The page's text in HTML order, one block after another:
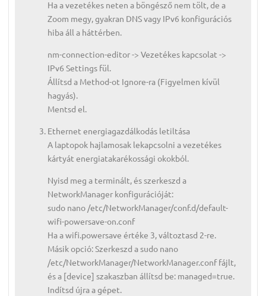
Ha a vezetékes neten a böngésző nem tölt, de a
Zoom megy, gyakran DNS vagy IPv6 konfigurációs
hiba áll a háttérben.
nm-connection-editor -> Vezetékes kapcsolat ->
IPv6 Settings fül.
Állítsd a Method-ot Ignore-ra (Figyelmen kívül
hagyás).
Mentsd el.
Ethernet energiagazdálkodás letiltása
A laptopok hajlamosak lekapcsolni a vezetékes
kártyát energiatakarékossági okokból.
Nyisd meg a terminált, és szerkeszd a
NetworkManager konfigurációját:
sudo nano /etc/NetworkManager/conf.d/default-
wifi-powersave-on.conf
Ha a wifi.powersave értéke 3, változtasd 2-re.
Másik opció: Szerkeszd a sudo nano
/etc/NetworkManager/NetworkManager.conf fájlt,
és a [device] szakaszban állítsd be: managed=true.
Indítsd újra a gépet.